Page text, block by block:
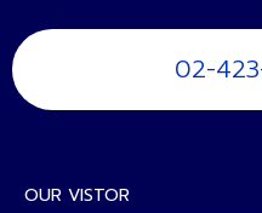
02-
OUR VISTOR